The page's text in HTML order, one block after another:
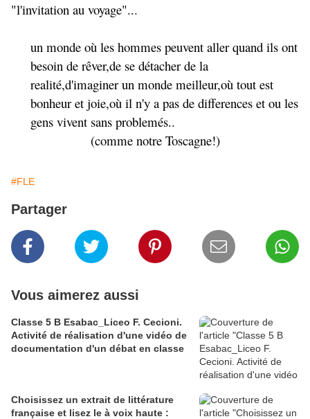
"l'invitation au voyage"...
un monde où les hommes peuvent aller quand ils ont
besoin de rêver,de se détacher de la
realité,d'imaginer un monde meilleur,où tout est
bonheur et joie,où il n'y a pas de differences et ou les
gens vivent sans problemés..
(comme notre Toscagne!)
#FLE
Partager
Vous aimerez aussi
Classe 5 B Esabac_Liceo F. Cecioni.
Activité de réalisation d'une vidéo de
documentation d'un débat en classe
Choisissez un extrait de littérature
française et lisez le à voix haute :